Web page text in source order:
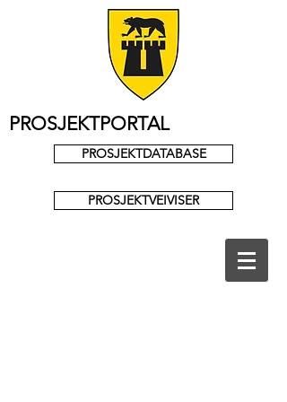
PROSJEKTPORTAL
PROSJEKTDATABASE
PROSJEKTVEIVISER